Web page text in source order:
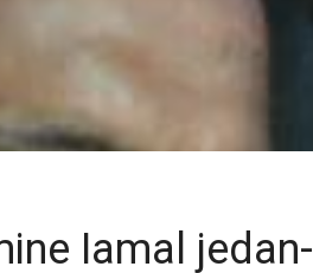
Iamal jedan-